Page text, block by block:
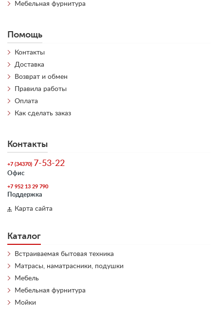
Мебельная фурнитура
Помощь
Контакты
Доставка
Возврат и обмен
Правила работы
Оплата
Как сделать заказ
Контакты
+7 (34370) 7-53-22
Офис
+7 952 13 29 790
Поддержка
Карта сайта
Каталог
Встраиваемая бытовая техника
Матрасы, наматрасники, подушки
Мебель
Мебельная фурнитура
Мойки